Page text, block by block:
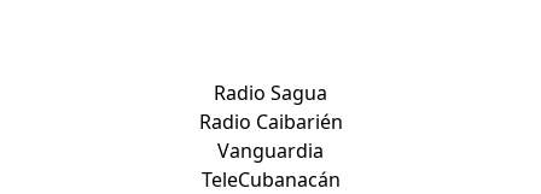
Radio Sagua
Radio Caibarién
Vanguardia
TeleCubanacán